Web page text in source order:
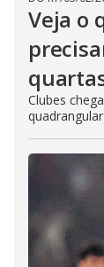
Veja o
Clubes